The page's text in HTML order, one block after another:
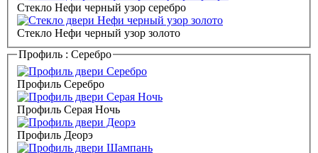
Стекло Нефи черный узор серебро
Стекло Нефи черный узор золото
Профиль : Серебро
Профиль Серебро
Профиль Серая Ночь
Профиль Деорэ